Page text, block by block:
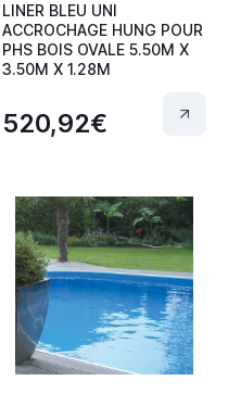
LINER BLEU UNI
ACCROCHAGE HUNG POUR
PHS BOIS OVALE 5.50M X
3.50M X 1.28M
520,92€